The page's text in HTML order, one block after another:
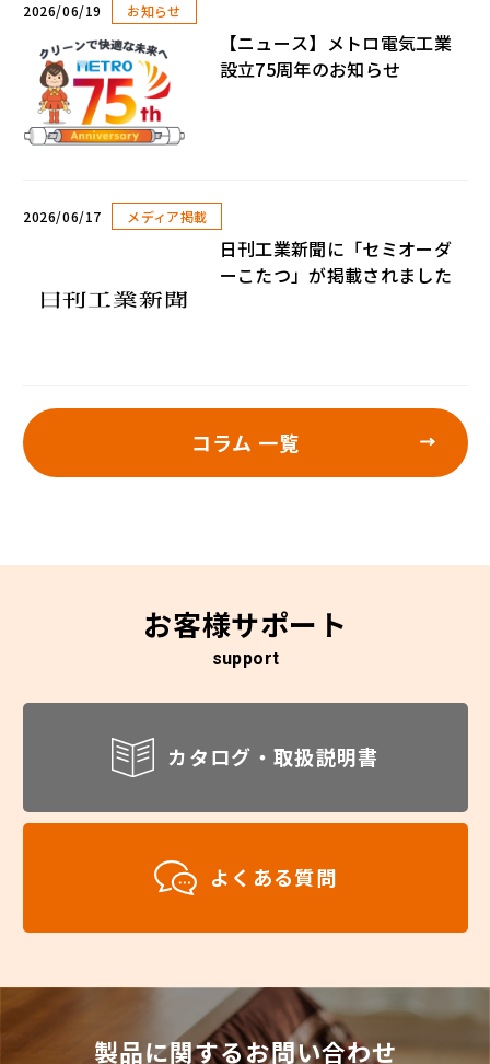
2026/06/19 お知らせ
【ニュース】メトロ電気工業
設立75周年のお知らせ
2026/06/17 メディア掲載
日刊工業新聞に「セミオーダ
ーこたつ」が掲載されました
コラム 一覧
お客様サポート
support
カタログ・取扱説明書
よくある質問
製品に関するお問い合わせ